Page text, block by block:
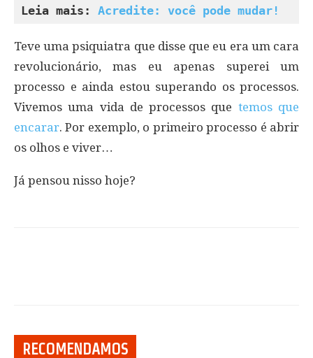
Leia mais: Acredite: você pode mudar!
Teve uma psiquiatra que disse que eu era um cara
revolucionário, mas eu apenas superei um
processo e ainda estou superando os processos.
Vivemos uma vida de processos que temos que
encarar. Por exemplo, o primeiro processo é abrir
os olhos e viver…
Já pensou nisso hoje?
RECOMENDAMOS